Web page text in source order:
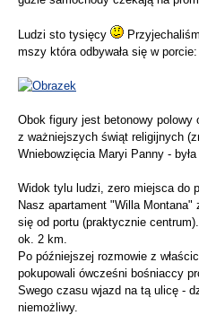
Ludzi sto tysięcy
mszy która odbywała się w porcie:
Obok figury jest betonowy polowy
z ważniejszych świąt religijnych
Wniebowzięcia Maryi Panny -
Widok tylu ludzi, zero miejsca do
Nasz apartament "Willa Montana"
się od portu (praktycznie
ok. 2 km.
Po późniejszej rozmowie z
pokupowali ówcześni bośniaccy
Swego czasu wjazd na tą ulicę -
niemożliwy.